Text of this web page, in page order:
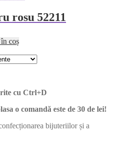
rosu 52211
coș
cu Ctrl+D
o comandă este de 30 de lei!
bijuteriilor și a